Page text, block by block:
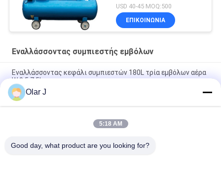
USD 40-45 MOQ:500
ΕΠΙΚΟΙΝΩΝΙΑ
Εναλλάσσοντας συμπιεστής εμβόλων
Εναλλάσσοντας κεφάλι συμπιεστών 180L τρία εμβόλων αέρα
W 0,5 7.5kw
15hp εναλλάσσοντας προσανατολισμένο προς 300l 3 εμβόλων
τη ζώνη κεφάλι αεροσυμπιεστών
V1.05 εναλλάσσοντας μικρή ζώνη συμπιεστών εμβόλων Drive
Olar J
5:18 AM
Good day, what product are you looking for?